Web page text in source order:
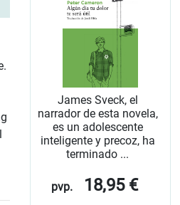
James Sveck, el
narrador de esta novela,
es un adolescente
inteligente y precoz, ha
terminado ...
pvp. 18,95 €